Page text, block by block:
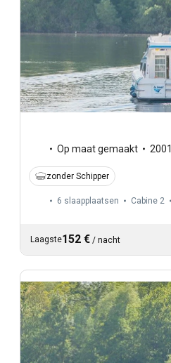
Op maat gemaakt 2001
zonder Schipper
6 slaapplaatsen Cabine 2
Laagste152 € / nacht